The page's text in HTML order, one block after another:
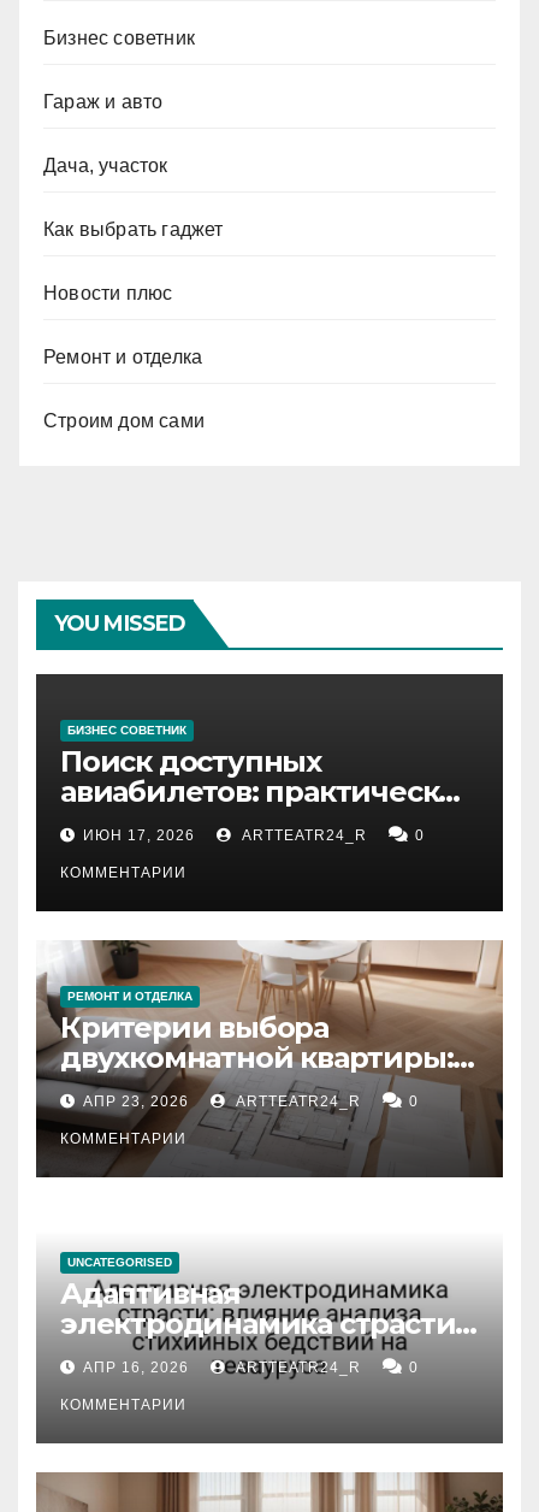
Бизнес советник
Гараж и авто
Дача, участок
Как выбрать гаджет
Новости плюс
Ремонт и отделка
Строим дом сами
YOU MISSED
БИЗНЕС СОВЕТНИК
Поиск доступных
авиабилетов: практические
рекомендации
ИЮН 17, 2026 ARTTEATR24_R 0
КОММЕНТАРИИ
РЕМОНТ И ОТДЕЛКА
Критерии выбора
двухкомнатной квартиры:
планировка, площадь,
состояние и документация
АПР 23, 2026 ARTTEATR24_R 0
КОММЕНТАРИИ
UNCATEGORISED
Адаптивная
электродинамика страсти:
влияние анализа
стихийных бедствий на
тезауруса
АПР 16, 2026 ARTTEATR24_R 0
КОММЕНТАРИИ